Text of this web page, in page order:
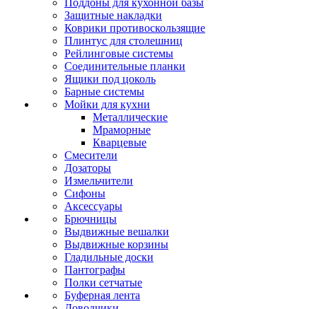
Поддоны для кухонной базы
Защитные накладки
Коврики противоскользящие
Плинтус для столешниц
Рейлинговые системы
Соединительные планки
Ящики под цоколь
Барные системы
Мойки для кухни
Металлические
Мраморные
Кварцевые
Смесители
Дозаторы
Измельчители
Сифоны
Аксессуары
Брючницы
Выдвижные вешалки
Выдвижные корзины
Гладильные доски
Пантографы
Полки сетчатые
Буферная лента